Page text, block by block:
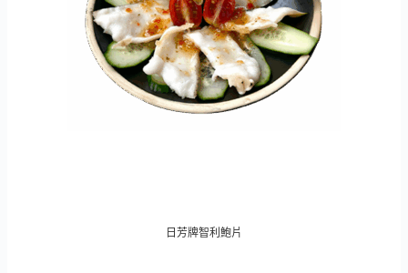
日芳牌智利鮑片